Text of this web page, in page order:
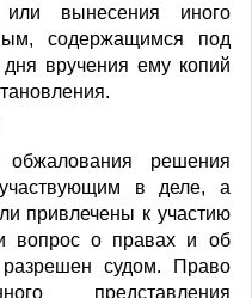
или вынесения иного
содержащимся под
вручения ему копий
обжалования решения
в деле, а
привлечены к участию
вопрос о правах и об
судом. Право
представления